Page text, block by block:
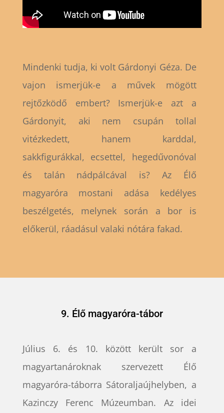
Mindenki tudja, ki volt Gárdonyi Géza. De
vajon ismerjük-e a művek mögött
rejtőzködő embert? Ismerjük-e azt a
Gárdonyit, aki nem csupán tollal
vitézkedett, hanem karddal,
sakkfigurákkal, ecsettel, hegedűvonóval
és talán nádpálcával is? Az Élő
magyaróra mostani adása kedélyes
beszélgetés, melynek során a bor is
előkerül, ráadásul valaki nótára fakad.
9. Élő magyaróra-tábor
Július 6. és 10. között került sor a
magyartanároknak szervezett Élő
magyaróra-táborra Sátoraljaújhelyben, a
Kazinczy Ferenc Múzeumban. Az idei